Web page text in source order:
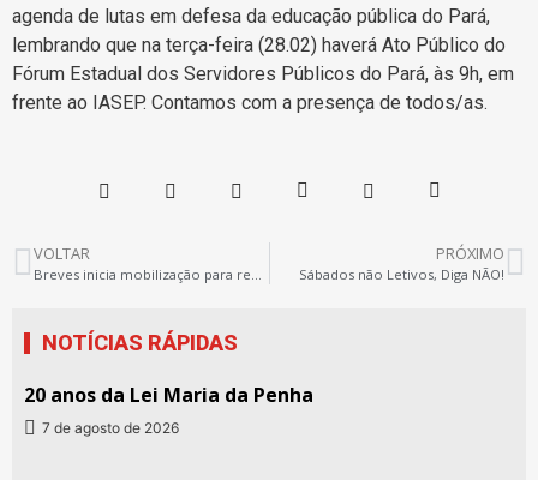
agenda de lutas em defesa da educação pública do Pará,
lembrando que na terça-feira (28.02) haverá Ato Público do
Fórum Estadual dos Servidores Públicos do Pará, às 9h, em
frente ao IASEP. Contamos com a presença de todos/as.
VOLTAR
Breves inicia mobilização para reajuste dos Servidores de Apoio
PRÓXIMO
Sábados não Letivos, Diga NÃO!
NOTÍCIAS RÁPIDAS
20 anos da Lei Maria da Penha
7 de agosto de 2026